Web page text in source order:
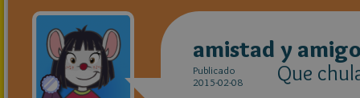
amistad y
Publicado
2015-02-08
Que